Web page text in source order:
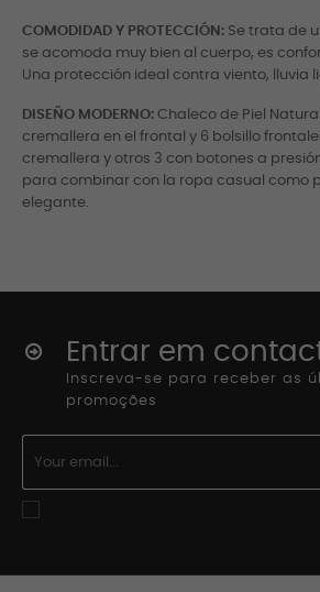
COMODIDAD Y PROTECCIÓN: Se trata de
se acomoda muy bien al cuerpo, es
Una protección ideal contra viento, lluvia
DISEÑO MODERNO: Chaleco de Piel
cremallera en el frontal y 6 bolsillo
cremallera y otros 3 con botones a
para combinar con la ropa casual como
elegante.
Entrar em
Inscreva-se para receber as
promoções